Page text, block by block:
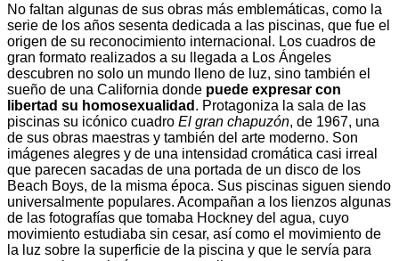
No faltan algunas de sus obras más emblemáticas, como la
serie de los años sesenta dedicada a las piscinas, que fue el
origen de su reconocimiento internacional. Los cuadros de
gran formato realizados a su llegada a Los Ángeles
descubren no solo un mundo lleno de luz, sino también el
sueño de una California donde puede expresar con
libertad su homosexualidad . Protagoniza la sala de las
piscinas su icónico cuadro El gran chapuzón, de 1967, una
de sus obras maestras y también del arte moderno. Son
imágenes alegres y de una intensidad cromática casi irreal
que parecen sacadas de una portada de un disco de los
Beach Boys, de la misma época. Sus piscinas siguen siendo
universalmente populares. Acompañan a los lienzos algunas
de las fotografías que tomaba Hockney del agua, cuyo
movimiento estudiaba sin cesar, así como el movimiento de
la luz sobre la superficie de la piscina y que le servía para